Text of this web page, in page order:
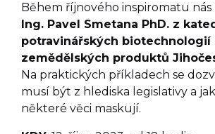
Během říjnového inspiromatu
Ing. Pavel Smetana PhD. z
potravinářských biotechnologií
zemědělských produktů
Na praktických příkladech se
musí být z hlediska legislativy a
některé věci maskují.